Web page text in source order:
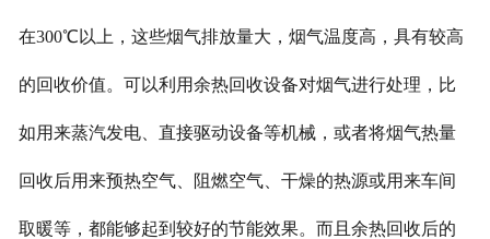
在300℃以上，这些烟气排放量大，烟气温度高，具有较高
的回收价值。可以利用余热回收设备对烟气进行处理，比
如用来蒸汽发电、直接驱动设备等机械，或者将烟气热量
回收后用来预热空气、阻燃空气、干燥的热源或用来车间
取暖等，都能够起到较好的节能效果。而且余热回收后的